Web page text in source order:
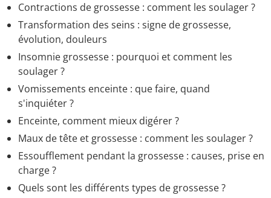
Contractions de grossesse : comment les soulager ?
Transformation des seins : signe de grossesse,
évolution, douleurs
Insomnie grossesse : pourquoi et comment les
soulager ?
Vomissements enceinte : que faire, quand
s'inquiéter ?
Enceinte, comment mieux digérer ?
Maux de tête et grossesse : comment les soulager ?
Essoufflement pendant la grossesse : causes, prise en
charge ?
Quels sont les différents types de grossesse ?